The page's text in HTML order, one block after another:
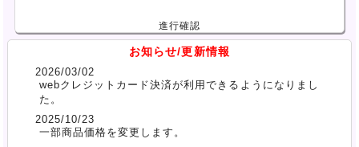
進行確認
お知らせ/更新情報
2026/03/02
webクレジットカード決済が利用できるようになりまし
た。
2025/10/23
一部商品価格を変更します。